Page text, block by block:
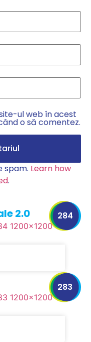
ul web în acest
o să comentez.
spam. Learn how
.
2.0 284
283